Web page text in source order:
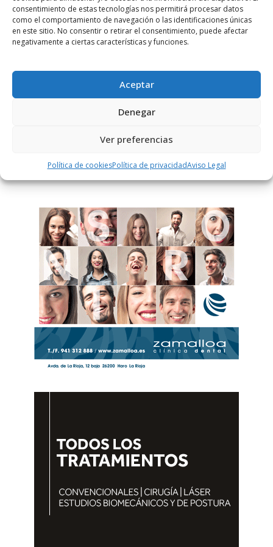
consentimiento de estas tecnologías nos permitirá procesar datos
como el comportamiento de navegación o las identificaciones únicas
en este sitio. No consentir o retirar el consentimiento, puede afectar
negativamente a ciertas características y funciones.
Aceptar
Denegar
Ver preferencias
Política de cookiesPolítica de privacidadAviso Legal
Notificarme vía correo electrónico cuando el comentario sea
Este sitio usa Akismet para reducir el spam.
cómo se procesan los datos de tus comentarios.